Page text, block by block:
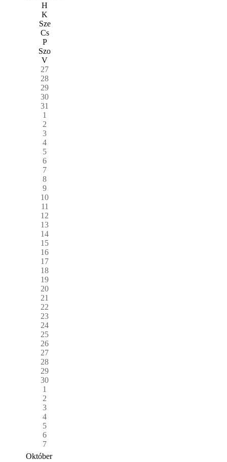
H
K
Sze
Cs
P
Szo
V
27
28
29
30
31
1
2
3
4
5
6
7
8
9
10
11
12
13
14
15
16
17
18
19
20
21
22
23
24
25
26
27
28
29
30
1
2
3
4
5
6
7
Október